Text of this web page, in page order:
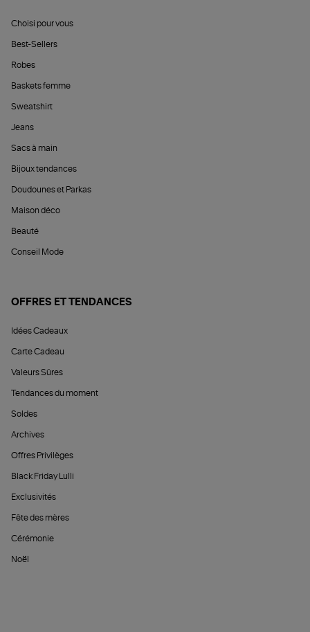
Choisi pour vous
Best-Sellers
Robes
Baskets femme
Sweatshirt
Jeans
Sacs à main
Bijoux tendances
Doudounes et Parkas
Maison déco
Beauté
Conseil Mode
OFFRES ET TENDANCES
Idées Cadeaux
Carte Cadeau
Valeurs Sûres
Tendances du moment
Soldes
Archives
Offres Privilèges
Black Friday Lulli
Exclusivités
Fête des mères
Cérémonie
Noël